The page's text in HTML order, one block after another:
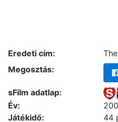
Eredeti cím:
Megosztás:
sFilm adatlap:
Év:
Játékidő:
44